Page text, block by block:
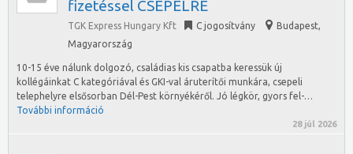
fizetéssel CSEPELRE
TGK Express Hungary Kft C jogosítvány Budapest,
Magyarország
10-15 éve nálunk dolgozó, családias kis csapatba keressük új
kollégáinkat C kategóriával és GKI-val áruterítői munkára, csepeli
telephelyre elsősorban Dél-Pest környékéről. Jó légkör, gyors fel-…
További információ
28 júl 2026